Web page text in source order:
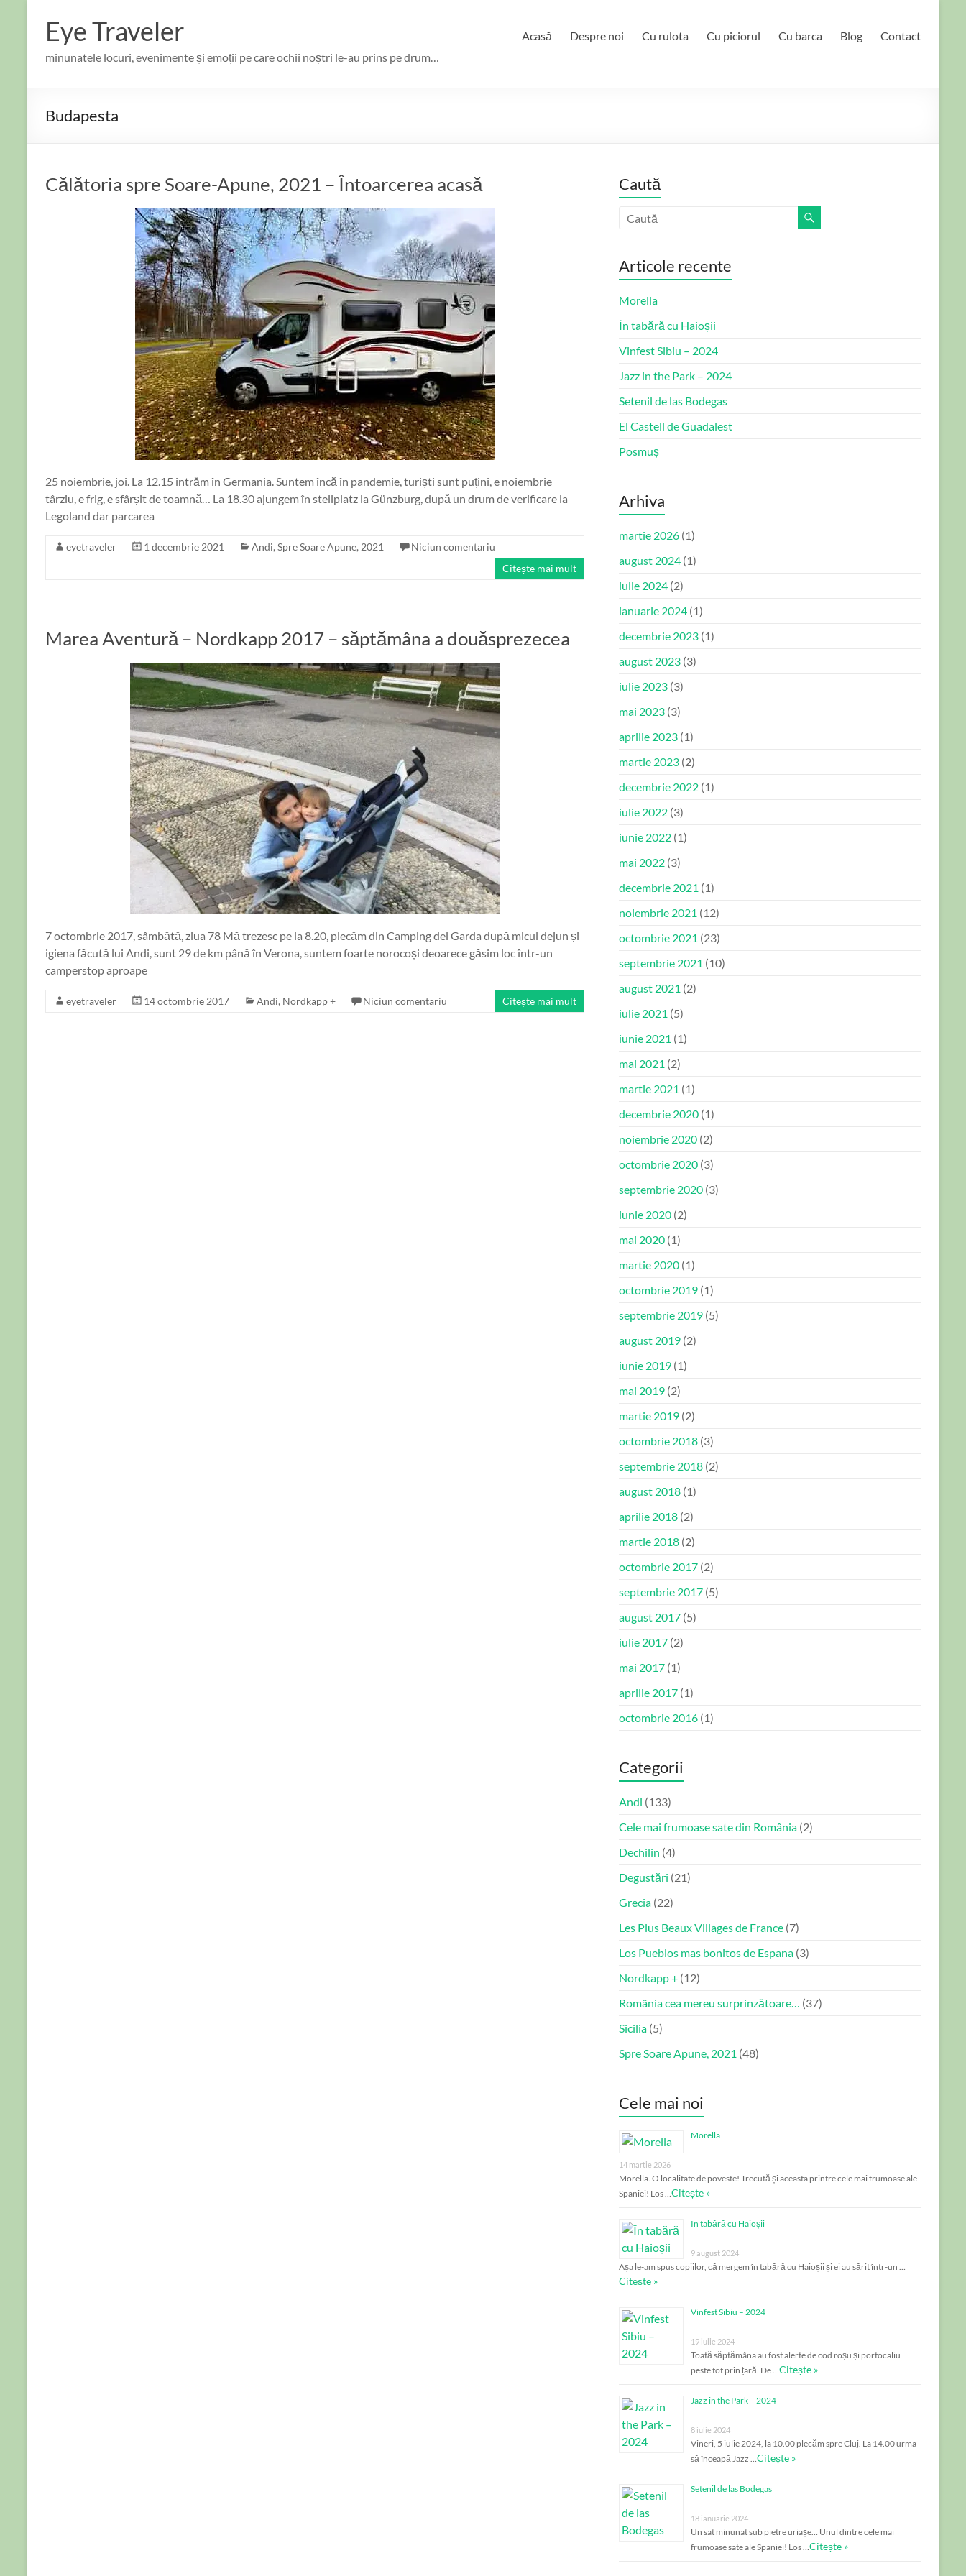
content
Eye Traveler
minunatele locuri, evenimente și emoții pe care ochii noștri le-au prins pe drum…
Acasă Despre noi Cu rulota Cu piciorul Cu barca Blog Contact
Budapesta
Călătoria spre Soare-Apune, 2021 – Întoarcerea acasă
25 noiembrie, joi. La 12.15 intrăm în Germania. Suntem încă în pandemie, turiști sunt puțini, e noiembrie
târziu, e frig, e sfârșit de toamnă… La 18.30 ajungem în stellplatz la Günzburg, după un drum de verificare la
Legoland dar parcarea
eyetraveler 1 decembrie 2021 Andi, Spre Soare Apune, 2021
Niciun comentariu
Citește mai mult
Marea Aventură – Nordkapp 2017 – săptămâna a douăsprezecea
7 octombrie 2017, sâmbătă, ziua 78 Mă trezesc pe la 8.20, plecăm din Camping del Garda după micul dejun și
igiena făcută lui Andi, sunt 29 de km până în Verona, suntem foarte norocoși deoarece găsim loc într-un
camperstop aproape
eyetraveler 14 octombrie 2017 Andi, Nordkapp + Niciun comentariu Citește mai mult
Caută
Articole recente
Morella
În tabără cu Haioșii
Vinfest Sibiu – 2024
Jazz in the Park – 2024
Setenil de las Bodegas
El Castell de Guadalest
Posmuș
Arhiva
martie 2026 (1)
august 2024 (1)
iulie 2024 (2)
ianuarie 2024 (1)
decembrie 2023 (1)
august 2023 (3)
iulie 2023 (3)
mai 2023 (3)
aprilie 2023 (1)
martie 2023 (2)
decembrie 2022 (1)
iulie 2022 (3)
iunie 2022 (1)
mai 2022 (3)
decembrie 2021 (1)
noiembrie 2021 (12)
octombrie 2021 (23)
septembrie 2021 (10)
august 2021 (2)
iulie 2021 (5)
iunie 2021 (1)
mai 2021 (2)
martie 2021 (1)
decembrie 2020 (1)
noiembrie 2020 (2)
octombrie 2020 (3)
septembrie 2020 (3)
iunie 2020 (2)
mai 2020 (1)
martie 2020 (1)
octombrie 2019 (1)
septembrie 2019 (5)
august 2019 (2)
iunie 2019 (1)
mai 2019 (2)
martie 2019 (2)
octombrie 2018 (3)
septembrie 2018 (2)
august 2018 (1)
aprilie 2018 (2)
martie 2018 (2)
octombrie 2017 (2)
septembrie 2017 (5)
august 2017 (5)
iulie 2017 (2)
mai 2017 (1)
aprilie 2017 (1)
octombrie 2016 (1)
Categorii
Andi (133)
Cele mai frumoase sate din România (2)
Dechilin (4)
Degustări (21)
Grecia (22)
Les Plus Beaux Villages de France (7)
Los Pueblos mas bonitos de Espana (3)
Nordkapp + (12)
România cea mereu surprinzătoare… (37)
Sicilia (5)
Spre Soare Apune, 2021 (48)
Cele mai noi
Morella
14 martie 2026
Morella. O localitate de poveste! Trecută și aceasta printre cele mai frumoase ale
Spaniei! Los …Citește »
În tabără cu Haioșii
9 august 2024
Așa le-am spus copiilor, că mergem în tabără cu Haioșii și ei au sărit într-un …
Citește »
Vinfest Sibiu – 2024
19 iulie 2024
Toată săptămâna au fost alerte de cod roșu și portocaliu
peste tot prin țară. De …Citește »
Jazz in the Park – 2024
8 iulie 2024
Vineri, 5 iulie 2024, la 10.00 plecăm spre Cluj. La 14.00 urma
să înceapă Jazz …Citește »
Setenil de las Bodegas
18 ianuarie 2024
Un sat minunat sub pietre uriașe… Unul dintre cele mai
frumoase sate ale Spaniei! Los …Citește »